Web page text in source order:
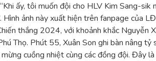
ấy, tôi muốn đội cho HLV Kim Sang-
Hình ảnh này xuất hiện trên fanpage của
thắng 2024, với khoảnh khắc
Thọ. Phút 55, Xuân Son ghi bàn nâng
cuồng nhiệt cùng các đồng đội. Đây